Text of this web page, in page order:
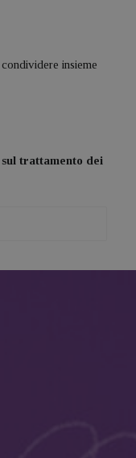
insieme
trattamento dei